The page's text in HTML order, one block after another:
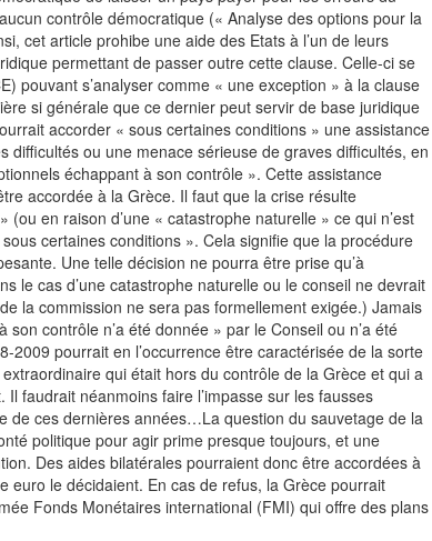
contrôle démocratique (« Analyse des options pour la
cet article prohibe une aide des Etats à l’un de leurs
permettant de passer outre cette clause. Celle-ci se
pouvant s’analyser comme « une exception » à la clause
si générale que ce dernier peut servir de base juridique
accorder « sous certaines conditions » une assistance
ou une menace sérieuse de graves difficultés, en
échappant à son contrôle ». Cette assistance
accordée à la Grèce. Il faut que la crise résulte
en raison d’une « catastrophe naturelle » ce qui n’est
certaines conditions ». Cela signifie que la procédure
Une telle décision ne pourra être prise qu’à
le cas d’une catastrophe naturelle ou le conseil ne devrait
la commission ne sera pas formellement exigée.) Jamais
contrôle n’a été donnée » par le Conseil ou n’a été
pourrait en l’occurrence être caractérisée de la sorte
qui était hors du contrôle de la Grèce et qui a
faudrait néanmoins faire l’impasse sur les fausses
de ces dernières années…La question du sauvetage de la
politique pour agir prime presque toujours, et une
Des aides bilatérales pourraient donc être accordées à
euro le décidaient. En cas de refus, la Grèce pourrait
Fonds Monétaires international (FMI) qui offre des plans